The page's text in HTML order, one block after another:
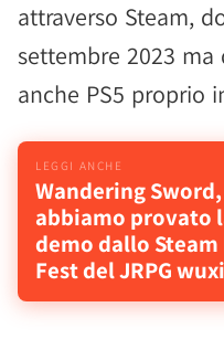
attraverso Steam,
settembre 2023 ma
anche PS5 proprio
Wandering Sword,
abbiamo provato
demo dallo Steam
Fest del JRPG